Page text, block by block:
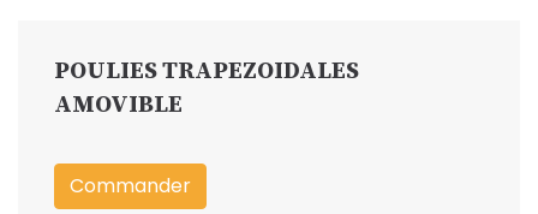
POULIES TRAPEZOIDALES
AMOVIBLE
Commander